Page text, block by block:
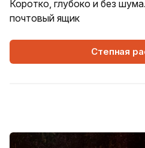
Коротко, глубоко и без
почтовый ящик
Степная